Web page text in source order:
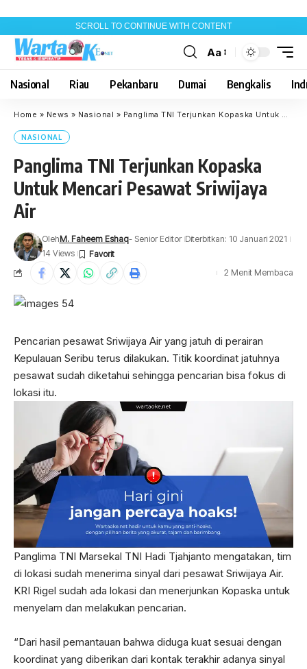
SCROLL TO CONTINUE WITH CONTENT
Font
Aa
Nasional Riau Pekanbaru Dumai Bengkalis
Home » News » Nasional » Panglima TNI Terjunkan Kopaska Untuk Mencari Pesawat Sriwijaya Air
NASIONAL
Panglima TNI Terjunkan Kopaska
Untuk Mencari Pesawat Sriwijaya
Air
OlehM. Faheem Eshaq- Senior Editor Diterbitkan: 10 Januari 2021
14 Views
2 Menit Membaca
Pencarian pesawat Sriwijaya Air yang jatuh di perairan
Kepulauan Seribu terus dilakukan. Titik koordinat jatuhnya
pesawat sudah diketahui sehingga pencarian bisa fokus di
lokasi itu.
Panglima TNI Marsekal TNI Hadi Tjahjanto mengatakan, tim
di lokasi sudah menerima sinyal dari pesawat Sriwijaya Air.
KRI Rigel sudah ada lokasi dan menerjunkan Kopaska untuk
menyelam dan melakukan pencarian.
“Dari hasil pemantauan bahwa diduga kuat sesuai dengan
koordinat yang diberikan dari kontak terakhir adanya sinyal